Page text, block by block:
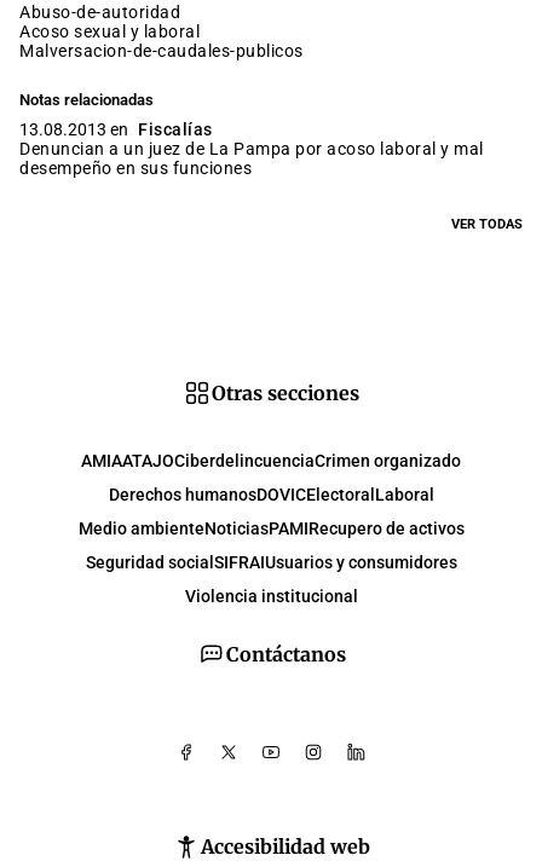
abuso-de-autoridad
acoso sexual y laboral
malversacion-de-caudales-publicos
Notas relacionadas
13.08.2013 en
Fiscalías
Denuncian a un juez de La Pampa por acoso laboral y mal
desempeño en sus funciones
VER TODAS
Contáctanos
Accesibilidad web
Otras secciones
AMIAATAJOCiberdelincuenciaCrimen organizado
Derechos humanosDOVICElectoral Laboral
Medio ambienteNoticiasPAMIRecupero de activos
Seguridad social SIFRAIUsuarios y consumidores
Violencia institucional